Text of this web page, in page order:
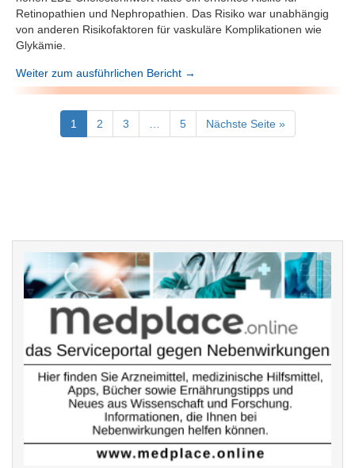
Retinopathien und Nephropathien. Das Risiko war unabhängig
von anderen Risikofaktoren für vaskuläre Komplikationen wie
Glykämie.
Weiter zum ausführlichen Bericht →
1 2 3 5 Nächste Seite »